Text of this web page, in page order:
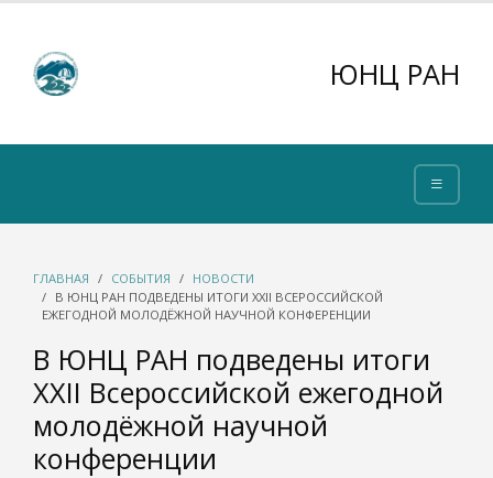
ЮНЦ РАН
ГЛАВНАЯ СОБЫТИЯ
НОВОСТИ
В ЮНЦ РАН ПОДВЕДЕНЫ ИТОГИ XXII ВСЕРОССИЙСКОЙ
ЕЖЕГОДНОЙ МОЛОДЁЖНОЙ НАУЧНОЙ КОНФЕРЕНЦИИ
В ЮНЦ РАН подведены итоги
XXII Всероссийской ежегодной
молодёжной научной
конференции